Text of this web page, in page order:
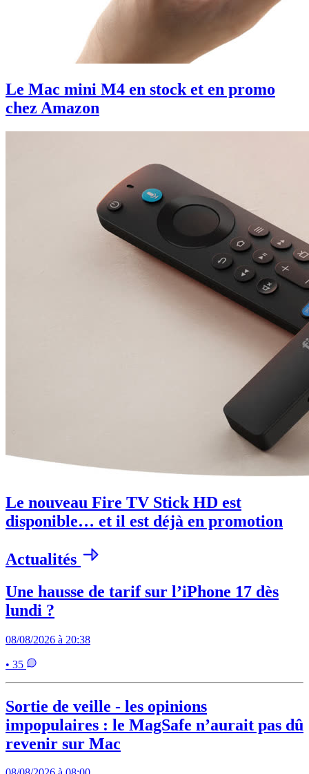
Le Mac mini M4 en stock et en promo
chez Amazon
Le nouveau Fire TV Stick HD est
disponible… et il est déjà en promotion
Actualités
Une hausse de tarif sur l’iPhone 17 dès
lundi ?
08/08/2026 à 20:38
• 35
Sortie de veille - les opinions
impopulaires : le MagSafe n’aurait pas dû
revenir sur Mac